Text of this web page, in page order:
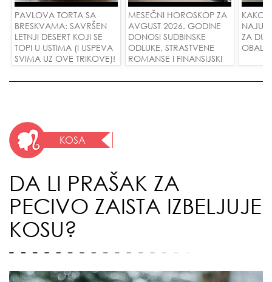
PAVLOVA TORTA SA
BRESKVAMA: SAVRŠEN
LETNJI DESERT KOJI SE
TOPI U USTIMA (I USPEVA
SVIMA UZ OVE TRIKOVE)!
MESEČNI HOROSKOP ZA
AVGUST 2026. GODINE
DONOSI SUDBINSKE
ODLUKE, STRASTVENE
ROMANSE I FINANSIJSKI
KAKO
ZA
KOSA
DA LI PRAŠAK ZA
PECIVO ZAISTA IZBELJUJE
KOSU?